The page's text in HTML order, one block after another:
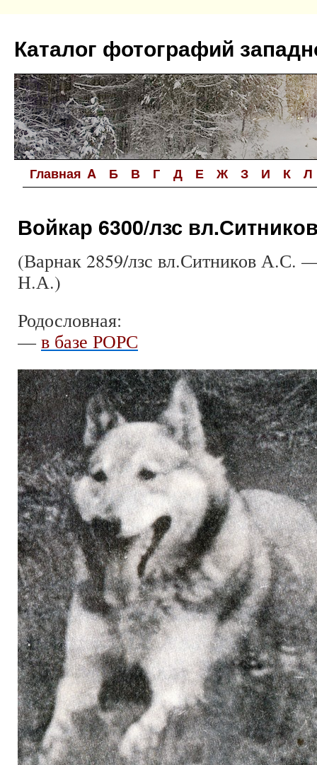
содержимому
Каталог фотографий
Главная A Б В Г Д Е Ж З И К Л
Войкар 6300/лзс
(Варнак 2859/лзс вл.Ситников А.С.
Н.А.)
Родословная:
— в базе РОРС